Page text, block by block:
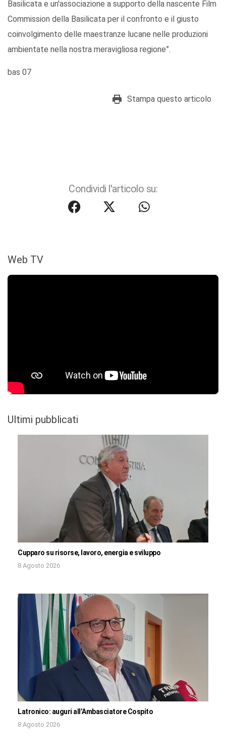
Basilicata e un'associazione a supporto della nascente Film
Commission della Basilicata per il confronto e il giusto
coinvolgimento delle maestranze lucane nelle produzioni
ambientate nella nostra meravigliosa regione”.
bas 07
Stampa questo articolo
Condividi l'articolo su:
Web TV
Ultimi pubblicati
Cupparo su risorse, lavoro, energia e sviluppo
8 Agosto 2026
Latronico: auguri all’Ambasciatore Cospito
8 Agosto 2026